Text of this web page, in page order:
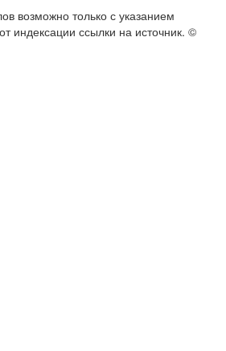
возможно только с указанием
индексации ссылки на источник. ©